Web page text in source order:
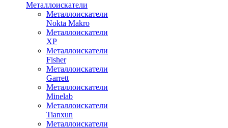
Металлоискатели
Металлоискатели
Nokta Makro
Металлоискатели
XP
Металлоискатели
Fisher
Металлоискатели
Garrett
Металлоискатели
Minelab
Металлоискатели
Tianxun
Металлоискатели